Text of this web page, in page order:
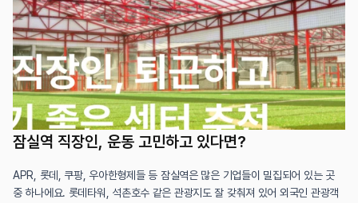
잠실역 직장인, 운동 고민하고 있다면?
APR, 롯데, 쿠팡, 우아한형제들 등 잠실역은 많은 기업들이 밀집되어 있는 곳
중 하나에요. 롯데타워, 석촌호수 같은 관광지도 잘 갖춰져 있어 외국인 관광객